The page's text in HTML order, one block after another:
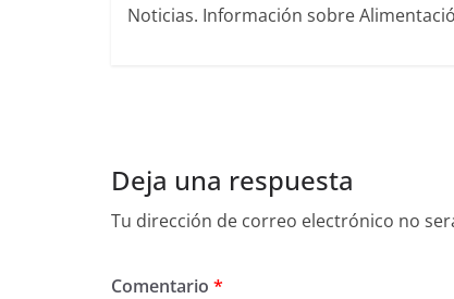
Noticias. Información sobre
Deja una respuesta
Tu dirección de correo electrónico no
Comentario *